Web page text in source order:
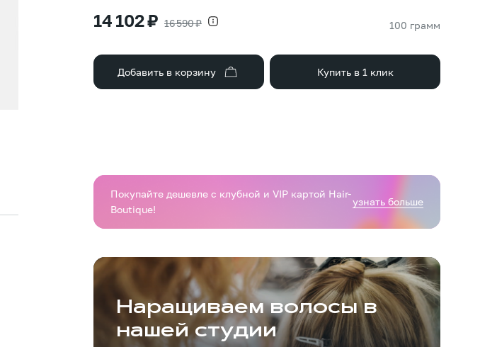
14 102 ₽ 16 590 ₽ 100 грамм
Добавить в корзину Купить в 1 клик
Покупайте дешевле с клубной и VIP картой Hair-
Boutique!
узнать больше
Наращиваем волосы в
нашей студии